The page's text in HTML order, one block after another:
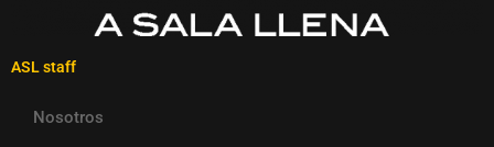
ASL staff
Nosotros